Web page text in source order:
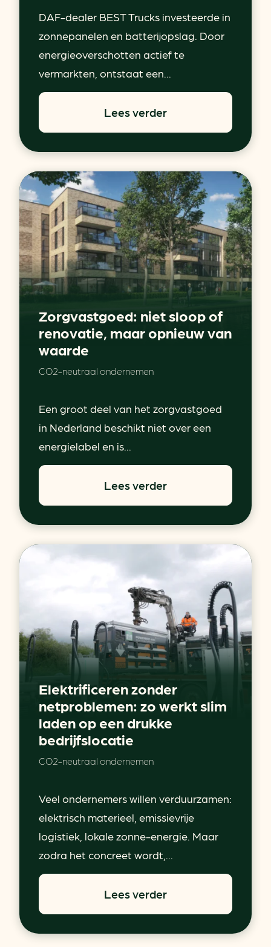
DAF-dealer BEST Trucks investeerde in
zonnepanelen en batterijopslag. Door
energieoverschotten actief te
vermarkten, ontstaat een...
Lees verder
Zorgvastgoed: niet sloop of
renovatie, maar opnieuw van
waarde
CO2-neutraal ondernemen
Een groot deel van het zorgvastgoed
in Nederland beschikt niet over een
energielabel en is...
Lees verder
Elektrificeren zonder
netproblemen: zo werkt slim
laden op een drukke
bedrijfslocatie
CO2-neutraal ondernemen
Veel ondernemers willen verduurzamen:
elektrisch materieel, emissievrije
logistiek, lokale zonne-energie. Maar
zodra het concreet wordt,...
Lees verder